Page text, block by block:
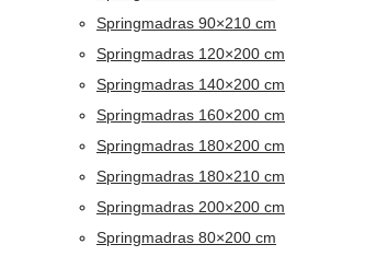
Springmadras 90×210 cm
Springmadras 120×200 cm
Springmadras 140×200 cm
Springmadras 160×200 cm
Springmadras 180×200 cm
Springmadras 180×210 cm
Springmadras 200×200 cm
Springmadras 80×200 cm